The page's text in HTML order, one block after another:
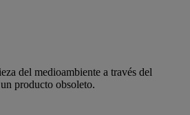
del medioambiente a través del
producto obsoleto.